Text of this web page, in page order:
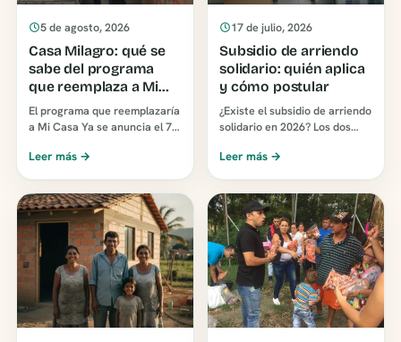
5 de agosto, 2026
Casa Milagro: qué se
sabe del programa
que reemplaza a Mi
Casa Ya
El programa que reemplazaría
a Mi Casa Ya se anuncia el 7
tiene decreto, ni montos, ni
Leer más →
17 de julio, 2026
Subsidio de arriendo
solidario: quién aplica
y cómo postular
¿Existe el subsidio de arriendo
solidario en 2026? Los dos
Colombia, quién califica y
Leer más →